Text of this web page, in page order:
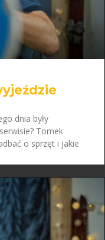
dnia były
Tomek
o sprzęt i jakie